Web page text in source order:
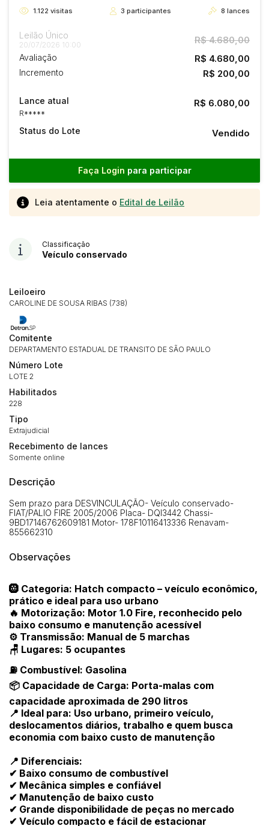
1.122 visitas 3 participantes 8 lances
Leilão Único
20/07/2026 10:00 R$ 4.680,00
Avaliação R$ 4.680,00
Incremento R$ 200,00
Lance atual
R*****
R$ 6.080,00
Status do Lote Vendido
Faça Login para participar
Leia atentamente o Edital de Leilão
Classificação
Veículo conservado
Leiloeiro
CAROLINE DE SOUSA RIBAS (738)
Comitente
DEPARTAMENTO ESTADUAL DE TRANSITO DE SÃO PAULO
Número Lote
LOTE 2
Habilitados
228
Tipo
Extrajudicial
Recebimento de lances
Somente online
Descrição
Sem prazo para DESVINCULAÇÃO- Veículo conservado-
FIAT/PALIO FIRE 2005/2006 Placa- DQI3442 Chassi-
9BD17146762609181 Motor- 178F10116413336 Renavam-
855662310
Observações
🛞 Categoria: Hatch compacto – veículo econômico,
prático e ideal para uso urbano
🔥 Motorização: Motor 1.0 Fire, reconhecido pelo
baixo consumo e manutenção acessível
⚙️ Transmissão: Manual de 5 marchas
🪑 Lugares: 5 ocupantes
⛽ Combustível: Gasolina
📦 Capacidade de Carga: Porta-malas com
capacidade aproximada de 290 litros
📍 Ideal para: Uso urbano, primeiro veículo,
deslocamentos diários, trabalho e quem busca
economia com baixo custo de manutenção
📍 Diferenciais:
✔ Baixo consumo de combustível
✔ Mecânica simples e confiável
✔ Manutenção de baixo custo
✔ Grande disponibilidade de peças no mercado
✔ Veículo compacto e fácil de estacionar